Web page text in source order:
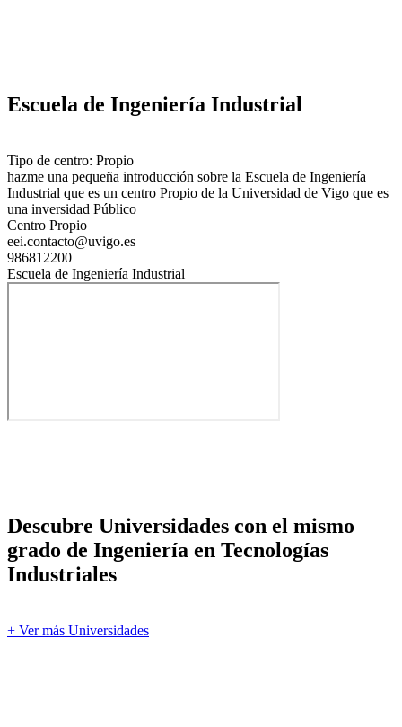
Escuela de Ingeniería Industrial
Tipo de centro: Propio
hazme una pequeña introducción sobre la Escuela de Ingeniería
Industrial que es un centro Propio de la Universidad de Vigo que es
una inversidad Público
Centro Propio
eei.contacto@uvigo.es
986812200
Escuela de Ingeniería Industrial
Descubre Universidades con el mismo
grado de Ingeniería en Tecnologías
Industriales
+ Ver más Universidades